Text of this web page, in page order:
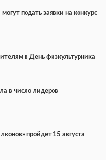
подать заявки на конкурс
в День физкультурника
в число лидеров
пройдет 15 августа